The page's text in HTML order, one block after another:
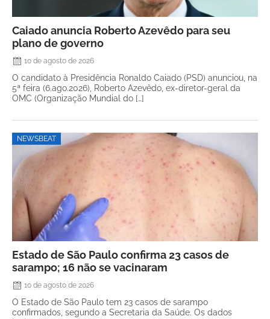
Caiado anuncia Roberto Azevêdo para seu
plano de governo
10 de agosto de 2026
O candidato à Presidência Ronaldo Caiado (PSD) anunciou, na
5ª feira (6.ago.2026), Roberto Azevêdo, ex-diretor-geral da
OMC (Organização Mundial do […]
NEWSBEAT
Estado de São Paulo confirma 23 casos de
sarampo; 16 não se vacinaram
10 de agosto de 2026
O Estado de São Paulo tem 23 casos de sarampo
confirmados, segundo a Secretaria da Saúde. Os dados